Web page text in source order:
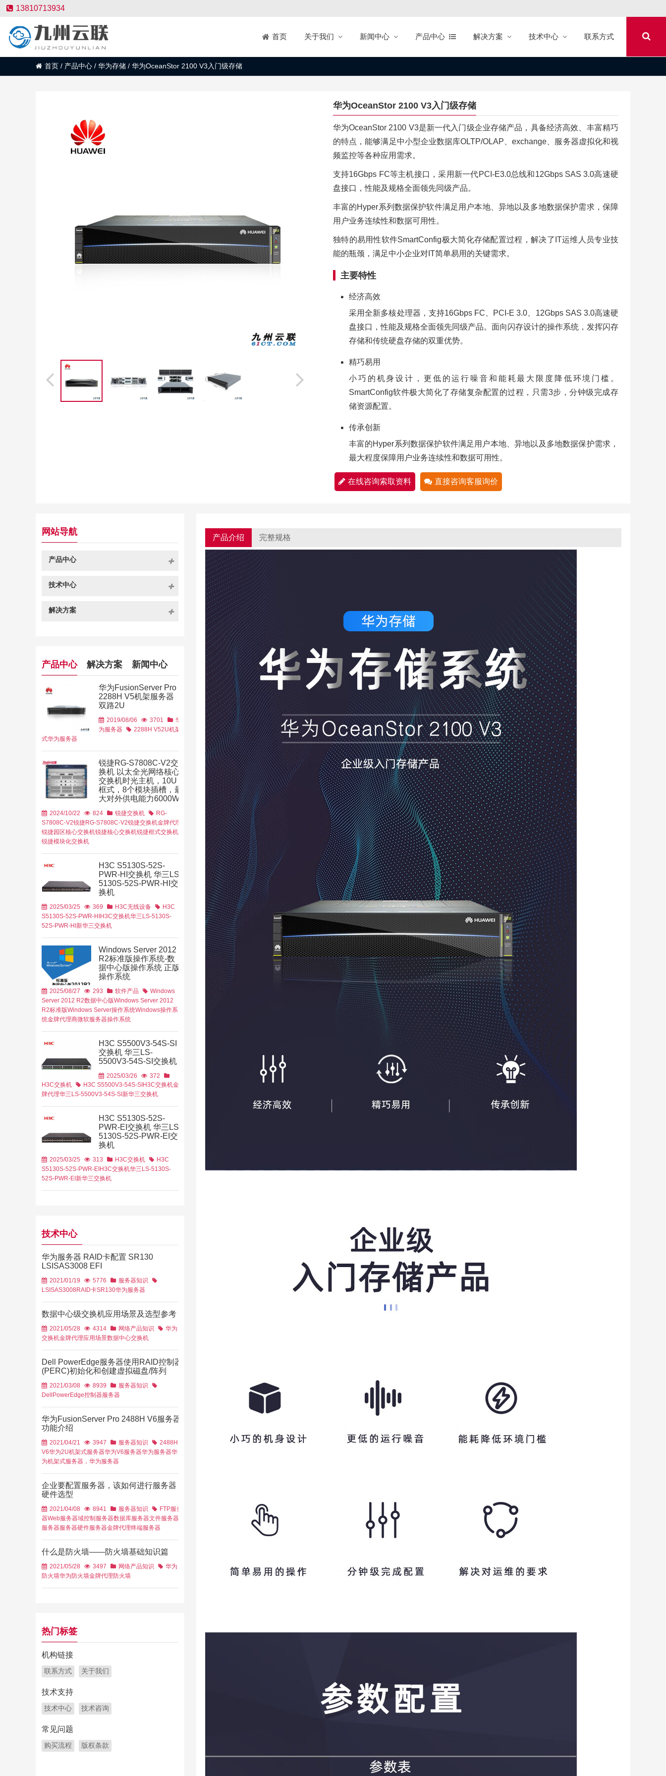
13810713934
首页 关于我们 新闻中心 产品中心 解决方案 技术中心 联系方式
首页 / 产品中心 / 华为存储 / 华为OceanStor 2100 V3入门级存储
华为OceanStor 2100 V3入门级存储
华为OceanStor 2100 V3是新一代入门级企业存储产品，具备经济高效、丰富精巧
的特点，能够满足中小型企业数据库OLTP/OLAP、exchange、服务器虚拟化和视
频监控等各种应用需求。
支持16Gbps FC等主机接口，采用新一代PCI-E3.0总线和12Gbps SAS 3.0高速硬
盘接口，性能及规格全面领先同级产品。
丰富的Hyper系列数据保护软件满足用户本地、异地以及多地数据保护需求，保障
用户业务连续性和数据可用性。
独特的易用性软件SmartConfig极大简化存储配置过程，解决了IT运维人员专业技
能的瓶颈，满足中小企业对IT简单易用的关键需求。
主要特性
经济高效
采用全新多核处理器，支持16Gbps FC、PCI-E 3.0、12Gbps SAS 3.0高速硬
盘接口，性能及规格全面领先同级产品。面向闪存设计的操作系统，发挥闪存
存储和传统硬盘存储的双重优势。
精巧易用
小巧的机身设计，更低的运行噪音和能耗最大限度降低环境门槛。
SmartConfig软件极大简化了存储复杂配置的过程，只需3步，分钟级完成存
储资源配置。
传承创新
丰富的Hyper系列数据保护软件满足用户本地、异地以及多地数据保护需求，
最大程度保障用户业务连续性和数据可用性。
在线咨询索取资料 直接咨询客服询价
产品介绍 完整规格
网站导航
产品中心
技术中心
解决方案
产品中心 解决方案 新闻中心
华为FusionServer Pro
2288H V5机架服务器
双路2U
2019/08/06 3701
华
为服务器
2288H V52U机架
式华为服务器
锐捷RG-S7808C-V2交
换机 以太全光网络核心
交换机时光主机，10U
框式，8个模块插槽，最
大对外供电能力6000W
2024/10/22 824 锐捷交换机
RG-
S7808C-V2锐捷RG-S7808C-V2锐捷交换机金牌代理
锐捷园区核心交换机锐捷核心交换机锐捷框式交换机
锐捷模块化交换机
H3C S5130S-52S-
PWR-HI交换机 华三LS-
5130S-52S-PWR-HI交
换机
2025/03/25 369 H3C无线设备
H3C
S5130S-52S-PWR-HIH3C交换机华三LS-5130S-
52S-PWR-HI新华三交换机
Windows Server 2012
R2标准版操作系统-数
据中心版操作系统 正版
操作系统
2025/08/27 293 软件产品
Windows
Server 2012 R2数据中心版Windows Server 2012
R2标准版Windows Server操作系统Windows操作系
统金牌代理商微软服务器操作系统
H3C S5500V3-54S-SI
交换机 华三LS-
5500V3-54S-SI交换机
2025/03/26
372
H3C交换机
H3C S5500V3-54S-SIH3C交换机金
牌代理华三LS-5500V3-54S-SI新华三交换机
H3C S5130S-52S-
PWR-EI交换机 华三LS-
5130S-52S-PWR-EI交
换机
2025/03/25 313 H3C交换机
H3C
S5130S-52S-PWR-EIH3C交换机华三LS-5130S-
52S-PWR-EI新华三交换机
张家港智慧城市——华
为云解决方案
2021/03/24
府行业
华为云 华为云服务器
智慧城市解决方案
互联网数据中心网络解
决方案
2021/02/26 5845
联网行业
SDN云计算
数字化转型 数字经济数据中心
路由器
企业WLAN场景化设计
（轨道交通）——华为
无线解决方案
2021/04/07
政府行业 WLAN交通华为无线AC
华为无线
华为无线控制器华为无线金牌代理商
北京政务云——华为云
解决方案
府行业
华为云华为云服务器
解决方案
医疗智慧物联解决方案
无线园区网无线网桥
2021年，服务器领域十
大技术趋势
2021/01/26 2531
行
业资讯
服务器
新华三R5300G6服务
器：多元算力引擎，赋
能智能时代
2025/12/15 248
产
品促销
华为S5731-H48T4XC
交换机最新促销 现货仅
售12900元
2021/04/14 2516
产
品促销
S5731-H48T4XC交换机促销华为
算力猛兽来袭！超聚变
FusionServer 2288HV6
——数据库/深度学习优
选利器
2026/04/16 136
NVIDIA GTC 2021盛大
启航，新华三全新AI服
务器即将发布
2021/04/09 3261
行
华为S6730S-S48X6Q-
A1交换机：万兆高性能
组网优选 限时特惠来袭
产
技术中心
华为服务器 RAID卡配置 SR130
LSISAS3008 EFI
2021/01/19 5776
服务器知识
LSISAS3008RAID卡SR130华为服务器
数据中心级交换机应用场景及选型参考
2021/05/28 4314 网络产品知识
华为
交换机金牌代理应用场景数据中心交换机
Dell PowerEdge服务器使用RAID控制器
(PERC)初始化和创建虚拟磁盘/阵列
2021/03/08 8939
服务器知识
DellPowerEdge控制器服务器
华为FusionServer Pro 2488H V6服务器
功能介绍
2021/04/21 3947 服务器知识
2488H
V6华为2U机架式服务器华为V6服务器华为服务器华
为机架式服务器，华为服务器
企业要配置服务器，该如何进行服务器
硬件选型
2021/04/08 8941 服务器知识
FTP服务
器Web服务器域控制服务器数据库服务器文件服务器
服务器服务器硬件服务器金牌代理终端服务器
什么是防火墙——防火墙基础知识篇
2021/05/28 3497 网络产品知识
华为
防火墙华为防火墙金牌代理防火墙
热门标签
机构链接
联系方式 关于我们
技术支持
技术中心 技术咨询
常见问题
购买流程 版权条款